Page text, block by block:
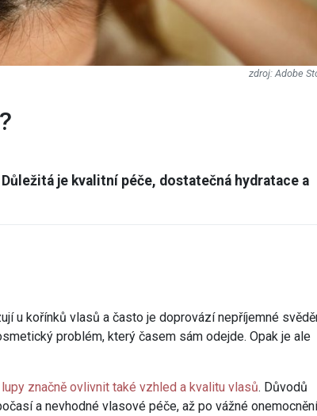
Adobe
je kvalitní péče, dostatečná hydratace a
u kořínků vlasů a často je doprovází nepříjemné
problém, který časem sám odejde. Opak je ale
značně ovlivnit také vzhled a kvalitu vlasů. Důvodů
a nevhodné vlasové péče, až po vážné onemocnění